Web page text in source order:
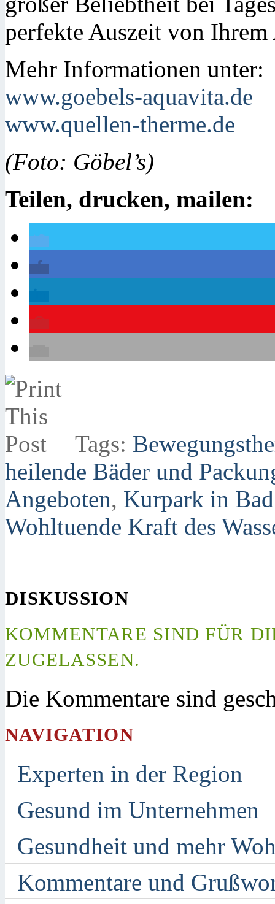
perfekte Auszeit von
Mehr Informationen unter:
www.goebels-aquavita.de
www.quellen-therme.de
(Foto: Göbel’s)
Teilen, drucken, mailen:
Tags:
heilende Bäder und
Angeboten, Kurpark in
Wohltuende Kraft des
DISKUSSION
KOMMENTARE SIND FÜR
ZUGELASSEN.
Die Kommentare sind
NAVIGATION
Experten in der Region
Gesund im Unternehmen
Gesundheit und mehr
Kommentare und